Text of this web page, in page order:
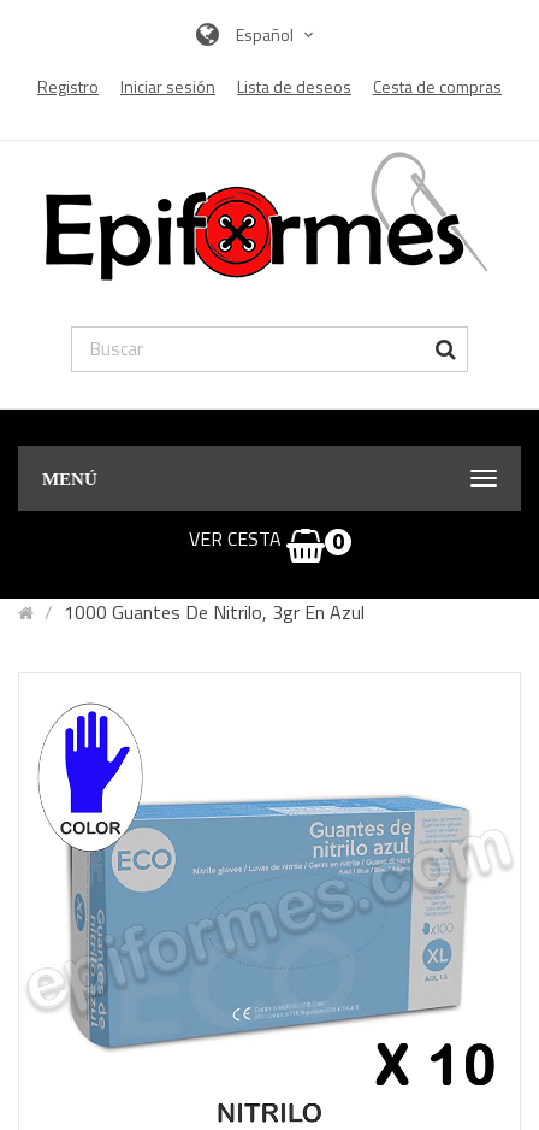
Español
Registro Iniciar sesión Lista de deseos Cesta de compras
MENÚ
VER CESTA 0
1000 Guantes De Nitrilo, 3gr En Azul